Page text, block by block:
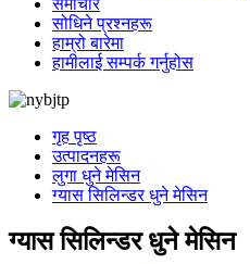
समाचार
सोधिने प्रश्नहरू
हाम्रो बारेमा
हामीलाई सम्पर्क गर्नुहोस
गृह पृष्ठ
उत्पादनहरू
लुगा धुने मेसिन
ग्यास सिलिन्डर धुने मेसिन
ग्यास सिलिन्डर धुने मेसिन